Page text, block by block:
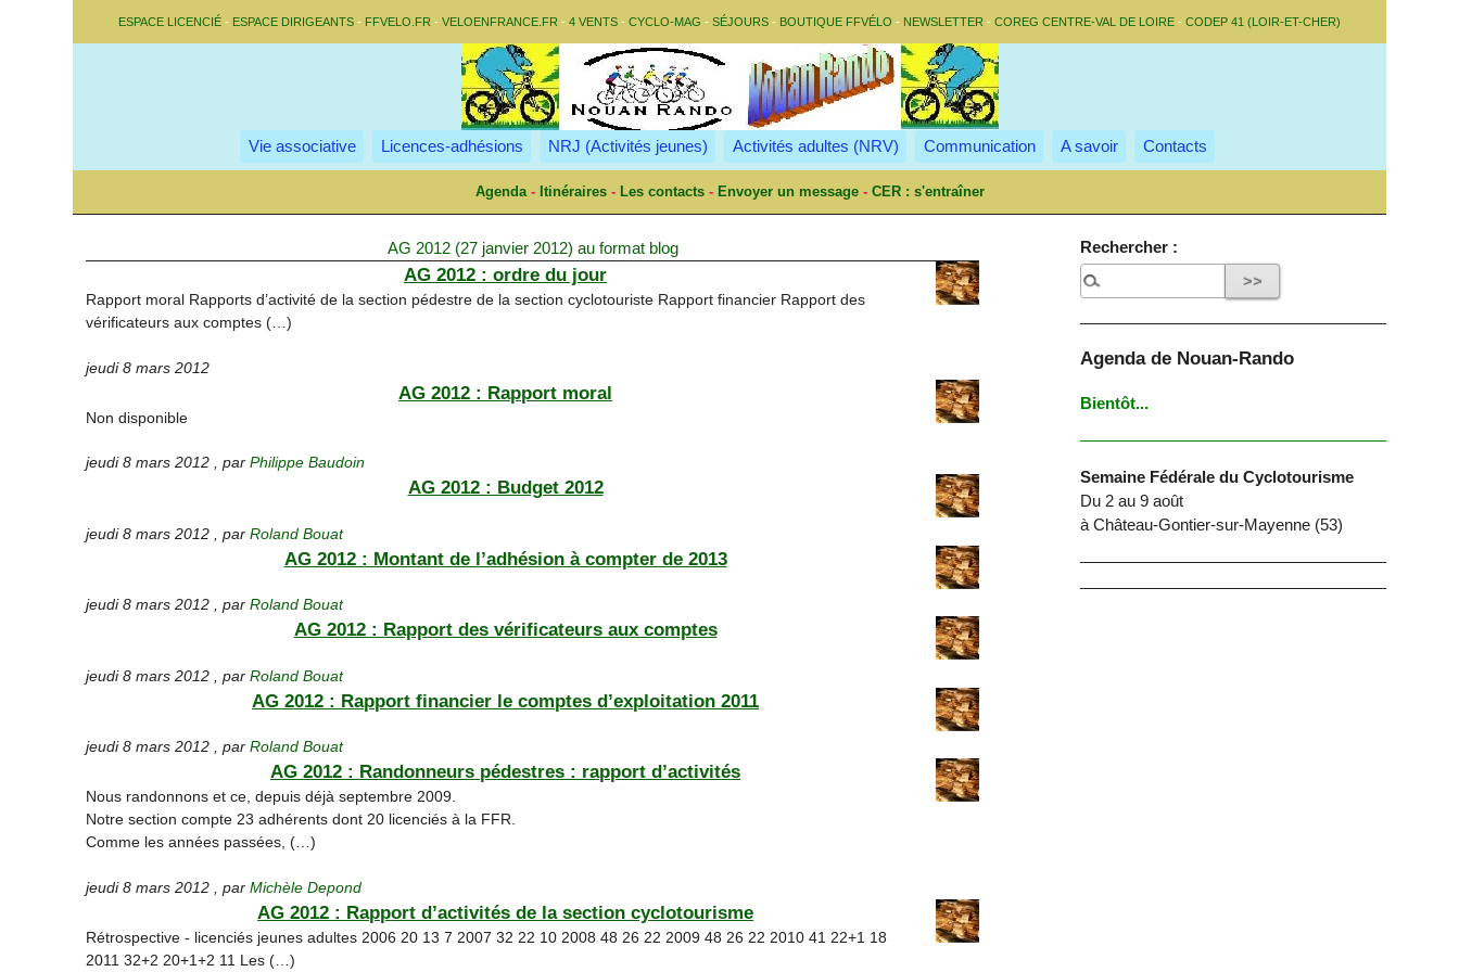
ESPACE LICENCIÉ - ESPACE DIRIGEANTS - FFVELO.FR - VELOENFRANCE.FR - 4 VENTS - CYCLO-MAG - SÉJOURS - BOUTIQUE FFVÉLO - NEWSLETTER - COREG CENTRE-VAL DE LOIRE - CODEP 41 (LOIR-ET-CHER)
Vie associative Licences-adhésions NRJ (Activités jeunes) Activités adultes (NRV) Communication A savoir Contacts
Agenda- Itinéraires- Les contacts- Envoyer un message- CER : s'entraîner
AG 2012 (27 janvier 2012) au format blog
AG 2012 : ordre du jour
Rapport moral Rapports d’activité de la section pédestre de la section cyclotouriste Rapport financier Rapport des
vérificateurs aux comptes (…)
jeudi 8 mars 2012
AG 2012 : Rapport moral
Non disponible
jeudi 8 mars 2012 ,parPhilippe Baudoin
AG 2012 : Budget 2012
jeudi 8 mars 2012 ,parRoland Bouat
AG 2012 : Montant de l’adhésion à compter de 2013
jeudi 8 mars 2012 ,parRoland Bouat
AG 2012 : Rapport des vérificateurs aux comptes
jeudi 8 mars 2012 ,parRoland Bouat
AG 2012 : Rapport financier le comptes d’exploitation 2011
jeudi 8 mars 2012 ,parRoland Bouat
AG 2012 : Randonneurs pédestres : rapport d’activités
Nous randonnons et ce, depuis déjà septembre 2009.
Notre section compte 23 adhérents dont 20 licenciés à la FFR.
Comme les années passées, (…)
jeudi 8 mars 2012 ,parMichèle Depond
AG 2012 : Rapport d’activités de la section cyclotourisme
Rétrospective - licenciés jeunes adultes 2006 20 13 7 2007 32 22 10 2008 48 26 22 2009 48 26 22 2010 41 22+1 18
2011 32+2 20+1+2 11 Les (…)
Rechercher :
Agenda de Nouan-Rando
Bientôt...
Semaine Fédérale du Cyclotourisme
Du 2 au 9 août
à Château-Gontier-sur-Mayenne (53)